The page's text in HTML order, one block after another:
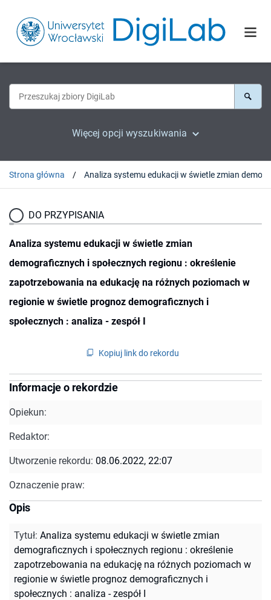
Więcej opcji wyszukiwania
Strona główna
DO PRZYPISANIA
Analiza systemu edukacji w świetle zmian
demograficznych i społecznych regionu : określenie
zapotrzebowania na edukację na różnych poziomach w
regionie w świetle prognoz demograficznych i
społecznych : analiza - zespół I
Kopiuj link do rekordu
Informacje o rekordzie
Opiekun:
Redaktor:
Utworzenie rekordu: 08.06.2022, 22:07
Oznaczenie praw:
Opis
Tytuł: Analiza systemu edukacji w świetle zmian
demograficznych i społecznych regionu : określenie
zapotrzebowania na edukację na różnych poziomach w
regionie w świetle prognoz demograficznych i
społecznych : analiza - zespół I